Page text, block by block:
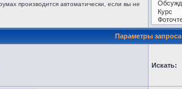
производится автоматически, если вы не
Параметры запроса
Искать: